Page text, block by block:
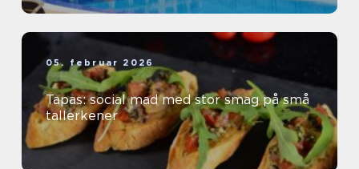
05. februar 2026
Tapas: social mad med stor smag på små
tallerkener